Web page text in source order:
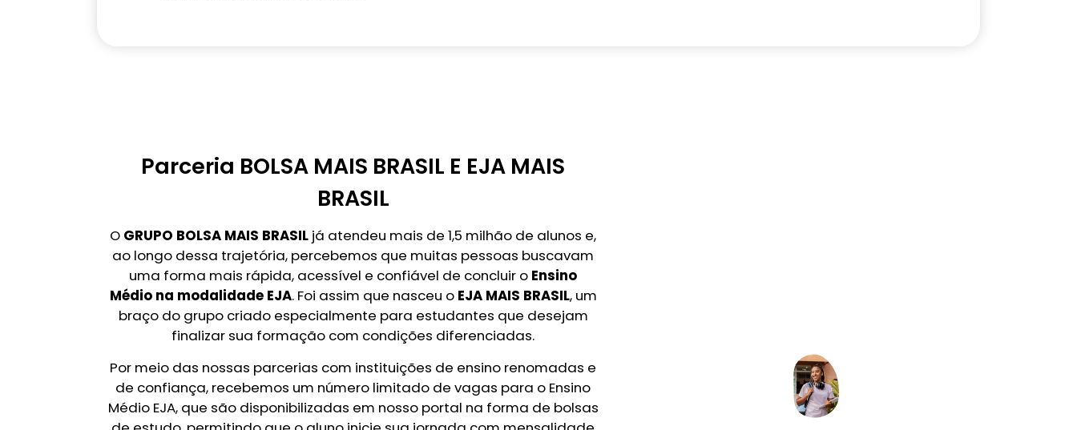
Parceria BOLSA MAIS BRASIL E EJA MAIS
BRASIL
O GRUPO BOLSA MAIS BRASIL já atendeu mais de 1,5 milhão de alunos e,
ao longo dessa trajetória, percebemos que muitas pessoas buscavam
uma forma mais rápida, acessível e confiável de concluir o Ensino
Médio na modalidade EJA. Foi assim que nasceu o EJA MAIS BRASIL, um
braço do grupo criado especialmente para estudantes que desejam
finalizar sua formação com condições diferenciadas.
Por meio das nossas parcerias com instituições de ensino renomadas e
de confiança, recebemos um número limitado de vagas para o Ensino
Médio EJA, que são disponibilizadas em nosso portal na forma de bolsas